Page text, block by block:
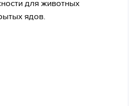
для животных
ядов.